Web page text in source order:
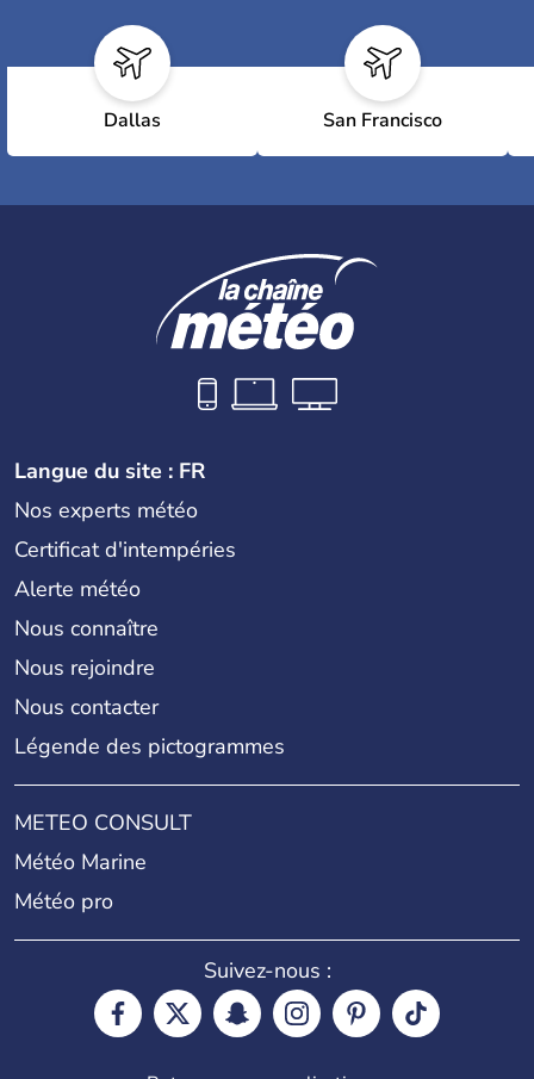
Dallas San Francisco
Langue du site : FR
Nos experts météo
Certificat d'intempéries
Alerte météo
Nous connaître
Nous rejoindre
Nous contacter
Légende des pictogrammes
METEO CONSULT
Météo Marine
Météo pro
Suivez-nous :